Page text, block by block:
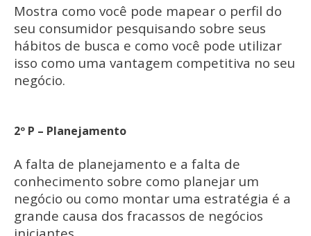
Mostra como você pode mapear o perfil do
seu consumidor pesquisando sobre seus
hábitos de busca e como você pode utilizar
isso como uma vantagem competitiva no seu
negócio.
2º P – Planejamento
A falta de planejamento e a falta de
conhecimento sobre como planejar um
negócio ou como montar uma estratégia é a
grande causa dos fracassos de negócios